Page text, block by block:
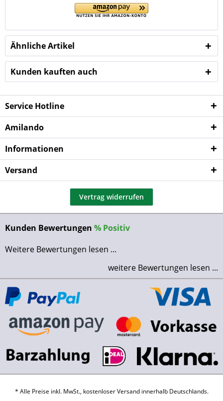
Ähnliche Artikel
Kunden kauften auch
Service Hotline
Amilando
Informationen
Versand
Vertrag widerrufen
Kunden Bewertungen % Positiv
Weitere Bewertungen lesen ...
weitere Bewertungen lesen ...
* Alle Preise inkl. MwSt., kostenloser Versand innerhalb Deutschlands.